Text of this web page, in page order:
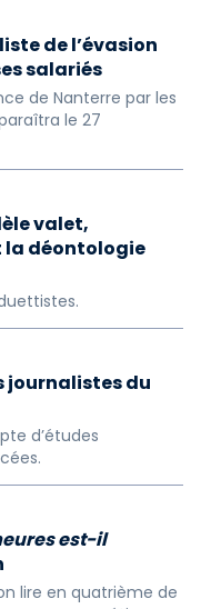
de l’évasion
salariés
de Nanterre par les
le 27
valet,
la déontologie
journalistes du
d’études
est-il
lire en quatrième de